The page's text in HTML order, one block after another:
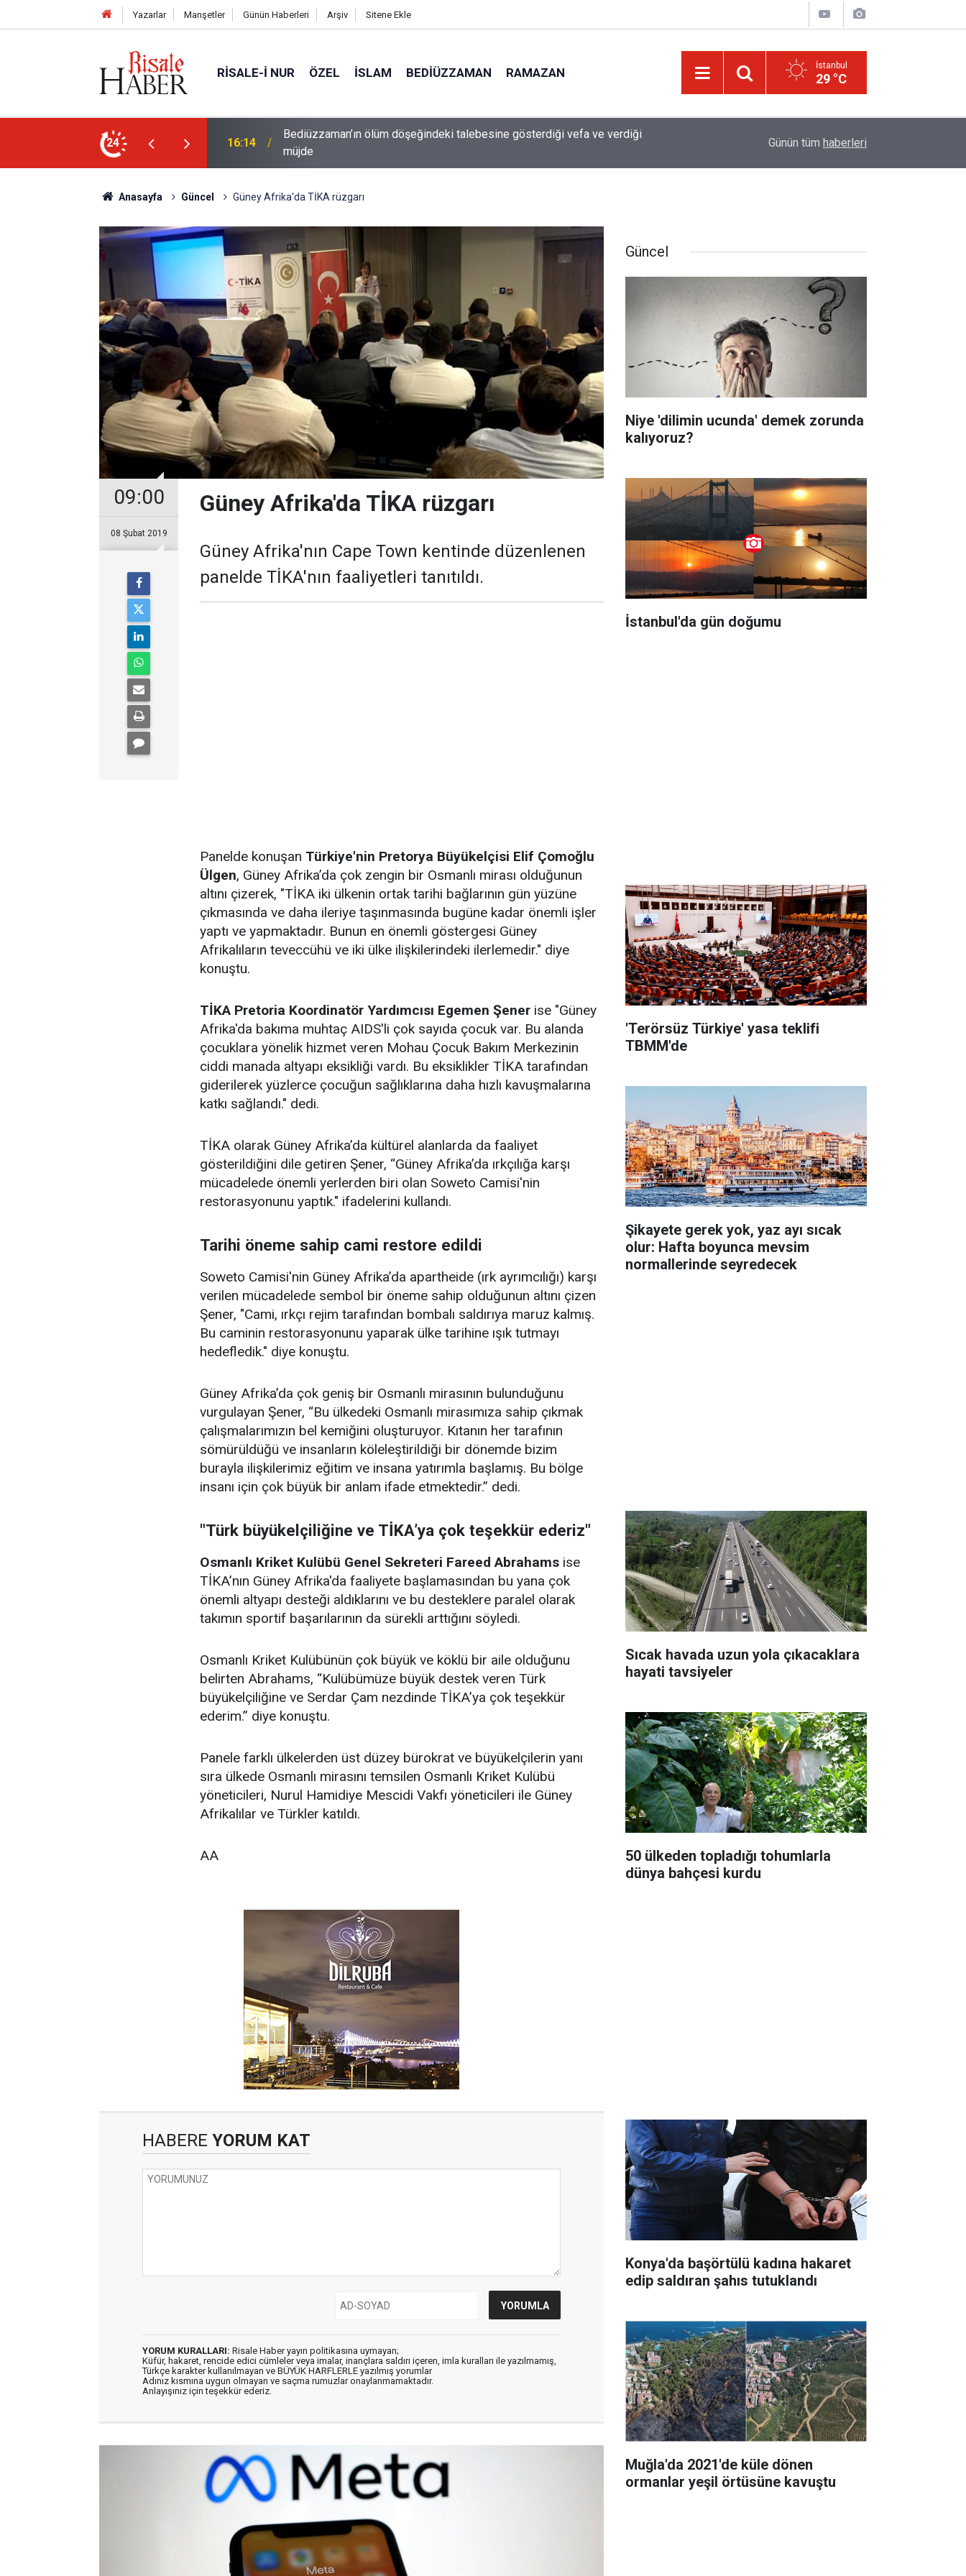
Yazarlar Manşetler Günün Haberleri Arşiv Sitene Ekle
RISALE-I NUR ÖZEL İSLAM BEDIÜZZAMAN RAMAZAN İstanbul
29 °C
24
talebesine gösterdiği vefa ve verdiği
14:57 Meta'ya çocuk güvenliği davasında rekor ceza: 567 milyon dolar ödeyecek Çile çekilen yol!
Günün tüm haberleri
Anasayfa Güncel Güney Afrika'da TİKA rüzgarı
09:00
08 Şubat 2019
Güney Afrika'da TİKA rüzgarı
Güney Afrika'nın Cape Town kentinde düzenlenen
panelde TİKA'nın faaliyetleri tanıtıldı.
Panelde konuşan Türkiye'nin Pretorya Büyükelçisi Elif Çomoğlu
Ülgen, Güney Afrika’da çok zengin bir Osmanlı mirası olduğunun
altını çizerek, "TİKA iki ülkenin ortak tarihi bağlarının gün yüzüne
çıkmasında ve daha ileriye taşınmasında bugüne kadar önemli işler
yaptı ve yapmaktadır. Bunun en önemli göstergesi Güney
Afrikalıların teveccühü ve iki ülke ilişkilerindeki ilerlemedir." diye
konuştu.
TİKA Pretoria Koordinatör Yardımcısı Egemen Şener ise "Güney
Afrika'da bakıma muhtaç AIDS'li çok sayıda çocuk var. Bu alanda
çocuklara yönelik hizmet veren Mohau Çocuk Bakım Merkezinin
ciddi manada altyapı eksikliği vardı. Bu eksiklikler TİKA tarafından
giderilerek yüzlerce çocuğun sağlıklarına daha hızlı kavuşmalarına
katkı sağlandı." dedi.
TİKA olarak Güney Afrika’da kültürel alanlarda da faaliyet
gösterildiğini dile getiren Şener, “Güney Afrika’da ırkçılığa karşı
mücadelede önemli yerlerden biri olan Soweto Camisi'nin
restorasyonunu yaptık." ifadelerini kullandı.
Tarihi öneme sahip cami restore edildi
Soweto Camisi'nin Güney Afrika’da apartheide (ırk ayrımcılığı) karşı
verilen mücadelede sembol bir öneme sahip olduğunun altını çizen
Şener, "Cami, ırkçı rejim tarafından bombalı saldırıya maruz kalmış.
Bu caminin restorasyonunu yaparak ülke tarihine ışık tutmayı
hedefledik." diye konuştu.
Güney Afrika’da çok geniş bir Osmanlı mirasının bulunduğunu
vurgulayan Şener, “Bu ülkedeki Osmanlı mirasımıza sahip çıkmak
çalışmalarımızın bel kemiğini oluşturuyor. Kıtanın her tarafının
sömürüldüğü ve insanların köleleştirildiği bir dönemde bizim
burayla ilişkilerimiz eğitim ve insana yatırımla başlamış. Bu bölge
insanı için çok büyük bir anlam ifade etmektedir.” dedi.
"Türk büyükelçiliğine ve TİKA’ya çok teşekkür ederiz"
Osmanlı Kriket Kulübü Genel Sekreteri Fareed Abrahams ise
TİKA’nın Güney Afrika'da faaliyete başlamasından bu yana çok
önemli altyapı desteği aldıklarını ve bu desteklere paralel olarak
takımın sportif başarılarının da sürekli arttığını söyledi.
Osmanlı Kriket Kulübünün çok büyük ve köklü bir aile olduğunu
belirten Abrahams, “Kulübümüze büyük destek veren Türk
büyükelçiliğine ve Serdar Çam nezdinde TİKA’ya çok teşekkür
ederim.” diye konuştu.
Panele farklı ülkelerden üst düzey bürokrat ve büyükelçilerin yanı
sıra ülkede Osmanlı mirasını temsilen Osmanlı Kriket Kulübü
yöneticileri, Nurul Hamidiye Mescidi Vakfı yöneticileri ile Güney
Afrikalılar ve Türkler katıldı.
AA
HABERE YORUM KAT
YORUM KURALLARI: Risale Haber yayın politikasına uymayan;
Küfür, hakaret, rencide edici cümleler veya imalar, inançlara saldırı içeren, imla kuralları ile yazılmamış,
Türkçe karakter kullanılmayan ve BÜYÜK HARFLERLE yazılmış yorumlar
Adınız kısmına uygun olmayan ve saçma rumuzlar onaylanmamaktadır.
Anlayışınız için teşekkür ederiz.
Güncel
Niye 'dilimin ucunda' demek zorunda
kalıyoruz?
İstanbul'da gün doğumu
'Terörsüz Türkiye' yasa teklifi
TBMM'de
Şikayete gerek yok, yaz ayı sıcak
olur: Hafta boyunca mevsim
normallerinde seyredecek
Sıcak havada uzun yola çıkacaklara
hayati tavsiyeler
50 ülkeden topladığı tohumlarla
dünya bahçesi kurdu
Konya'da başörtülü kadına hakaret
edip saldıran şahıs tutuklandı
Muğla'da 2021'de küle dönen
ormanlar yeşil örtüsüne kavuştu